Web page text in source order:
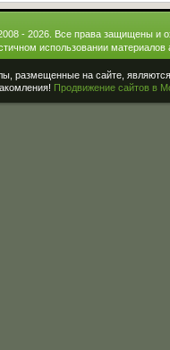
- 2026. Все права защищены и
использовании материалов
размещенные на сайте,
Продвижение сайтов в